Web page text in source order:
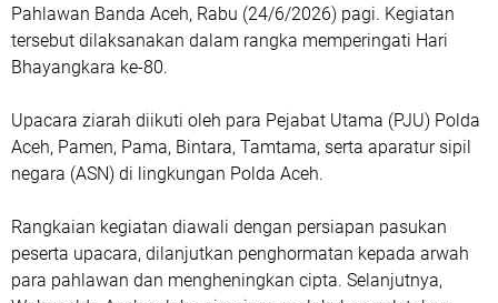
Pahlawan Banda Aceh, Rabu (24/6/2026) pagi. Kegiatan
tersebut dilaksanakan dalam rangka memperingati Hari
Bhayangkara ke-80.
Upacara ziarah diikuti oleh para Pejabat Utama (PJU) Polda
Aceh, Pamen, Pama, Bintara, Tamtama, serta aparatur sipil
negara (ASN) di lingkungan Polda Aceh.
Rangkaian kegiatan diawali dengan persiapan pasukan
peserta upacara, dilanjutkan penghormatan kepada arwah
para pahlawan dan mengheningkan cipta. Selanjutnya,